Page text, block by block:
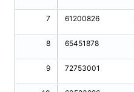
7
8
9
61200826
65451878
72753001